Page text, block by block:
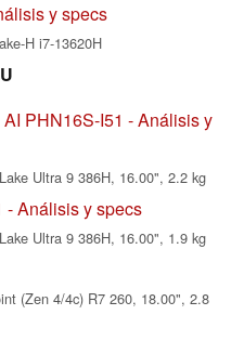
y specs
H i7-13620H
PHN16S-I51 - Análisis y
Ultra 9 386H, 16.00", 2.2 kg
- Análisis y specs
Ultra 9 386H, 16.00", 1.9 kg
(Zen 4/4c) R7 260, 18.00", 2.8